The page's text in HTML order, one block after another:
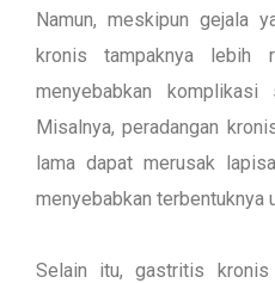
Namun, meskipun gejala
kronis tampaknya lebih
menyebabkan
Misalnya, peradangan
lama dapat merusak
menyebabkan terbentuknya
Selain itu, gastritis kronis